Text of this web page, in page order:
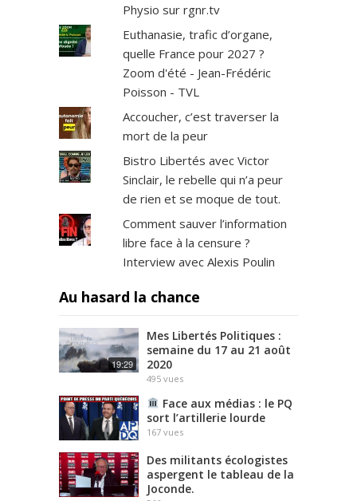
Physio sur rgnr.tv
Euthanasie, trafic d’organe,
quelle France pour 2027 ?
Zoom d'été - Jean-Frédéric
Poisson - TVL
Accoucher, c’est traverser la
mort de la peur
Bistro Libertés avec Victor
Sinclair, le rebelle qui n’a peur
de rien et se moque de tout.
Comment sauver l’information
libre face à la censure ?
Interview avec Alexis Poulin
Au hasard la chance
19:29
Mes Libertés Politiques :
semaine du 17 au 21 août
2020
495 vues
Face aux médias : le PQ
sort l’artillerie lourde
167 vues
Des militants écologistes
aspergent le tableau de la
Joconde.